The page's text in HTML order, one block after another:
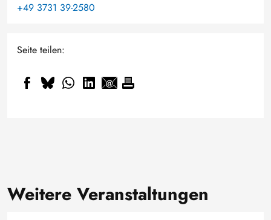
+49 3731 39-2580
Seite teilen:
Weitere Veranstaltungen